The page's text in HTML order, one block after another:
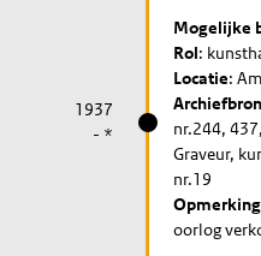
1937
- *
Mogelijke
Rol:
Locatie:
Archiefbron
nr.244,
Graveur,
nr.19
oorlog